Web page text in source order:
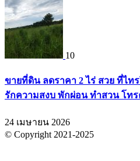
10
ขายที่ดิน ลดราคา 2 ไร่ สวย ที่ไ
รักความสงบ พักผ่อน ทำสวน โทรคุ
24 เมษายน 2026
© Copyright 2021-2025